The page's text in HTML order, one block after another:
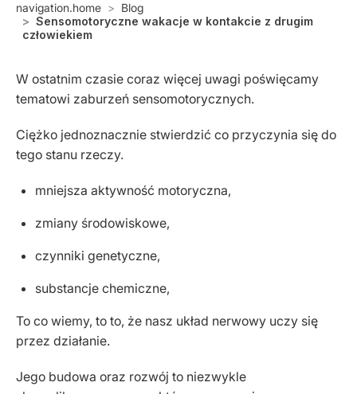
navigation.home
Blog
Sensomotoryczne wakacje w kontakcie z drugim
człowiekiem
W ostatnim czasie coraz więcej uwagi poświęcamy
tematowi zaburzeń sensomotorycznych.
Ciężko jednoznacznie stwierdzić co przyczynia się do
tego stanu rzeczy.
mniejsza aktywność motoryczna,
zmiany środowiskowe,
czynniki genetyczne,
substancje chemiczne,
To co wiemy, to to, że nasz układ nerwowy uczy się
przez działanie.
Jego budowa oraz rozwój to niezwykle